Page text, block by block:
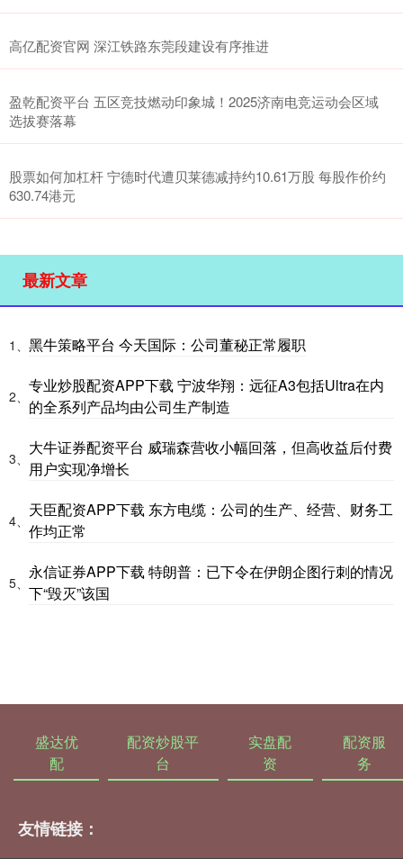
高亿配资官网 深江铁路东莞段建设有序推进
盈乾配资平台 五区竞技燃动印象城！2025济南电竞运动会区域
选拔赛落幕
股票如何加杠杆 宁德时代遭贝莱德减持约10.61万股 每股作价约
630.74港元
最新文章
1、 黑牛策略平台 今天国际：公司董秘正常履职
2、
专业炒股配资APP下载 宁波华翔：远征A3包括Ultra在内
的全系列产品均由公司生产制造
3、
大牛证券配资平台 威瑞森营收小幅回落，但高收益后付费
用户实现净增长
4、
天臣配资APP下载 东方电缆：公司的生产、经营、财务工
作均正常
5、
永信证券APP下载 特朗普：已下令在伊朗企图行刺的情况
下“毁灭”该国
盛达优
配
配资炒股平
台
实盘配
资
配资服
务
友情链接：